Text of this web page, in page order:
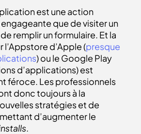
est une action
que de visiter un
remplir un formulaire. Et la
d’Apple (presque
) ou le Google Play
d’applications) est
féroce. Les professionnels
donc toujours à la
stratégies et de
d’augmenter le